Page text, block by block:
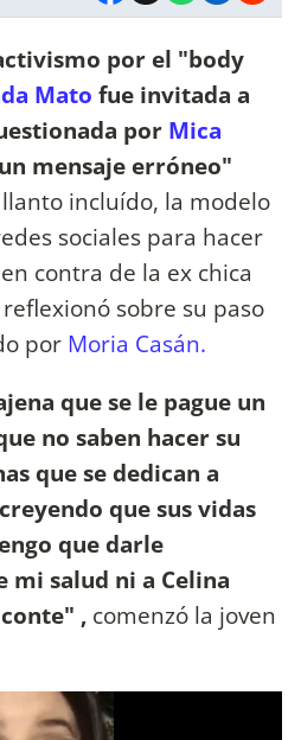
por el "body
Mato fue invitada a
por Mica
mensaje erróneo"
llanto incluído, la modelo
sociales para hacer
en contra de la ex chica
sobre su paso
por Moria Casán.
que se le pague un
no saben hacer su
que se dedican a
que sus vidas
que darle
mi salud ni a Celina
, comenzó la joven